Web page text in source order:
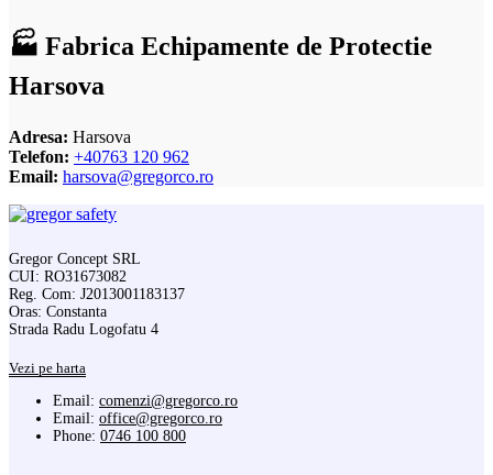
🏭 Fabrica Echipamente de Protectie
Harsova
Adresa: Harsova
Telefon: +40763 120 962
Email: harsova@gregorco.ro
Gregor Concept SRL
CUI: RO31673082
Reg. Com: J2013001183137
Oras: Constanta
Strada Radu Logofatu 4
Vezi pe harta
Email: comenzi@gregorco.ro
Email: office@gregorco.ro
Phone: 0746 100 800